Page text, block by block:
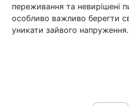
переживання та невирішені
особливо важливо берегти
уникати зайвого напруження.